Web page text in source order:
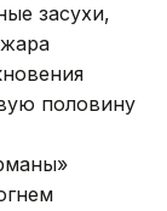
засухи,
половину